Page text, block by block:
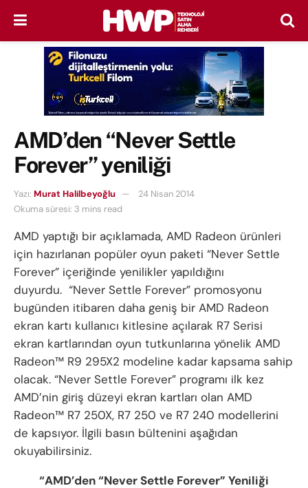
AMD’den “Never Settle
Forever” yeniliği
Yazı: Murat Halilbeyoğlu
24 Nisan 2014
Okuma süresi: 3 mins read
AMD yaptığı bir açıklamada, AMD Radeon ürünleri
için hazırlanan popüler oyun paketi “Never Settle
Forever” içeriğinde yenilikler yapıldığını
duyurdu. “Never Settle Forever” promosyonu
bugünden itibaren daha geniş bir AMD Radeon
ekran kartı kullanıcı kitlesine açılarak R7 Serisi
ekran kartlarından oyun tutkunlarına yönelik AMD
Radeon™ R9 295X2 modeline kadar kapsama sahip
olacak. “Never Settle Forever” programı ilk kez
AMD’nin giriş düzeyi ekran kartları olan AMD
Radeon™ R7 250X, R7 250 ve R7 240 modellerini
de kapsıyor. İlgili basın bültenini aşağıdan
okuyabilirsiniz.
“AMD’den “Never Settle Forever” Yeniliği